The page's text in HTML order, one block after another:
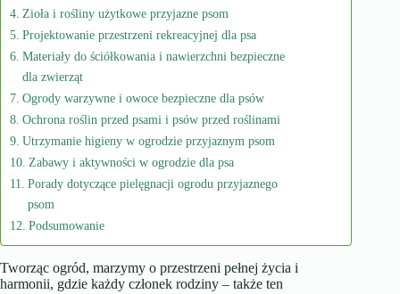
Zioła i rośliny użytkowe przyjazne psom
Projektowanie przestrzeni rekreacyjnej dla psa
Materiały do ściółkowania i nawierzchni bezpieczne
dla zwierząt
Ogrody warzywne i owoce bezpieczne dla psów
Ochrona roślin przed psami i psów przed roślinami
Utrzymanie higieny w ogrodzie przyjaznym psom
Zabawy i aktywności w ogrodzie dla psa
Porady dotyczące pielęgnacji ogrodu przyjaznego
psom
Podsumowanie
Tworząc ogród, marzymy o przestrzeni pełnej życia i
harmonii, gdzie każdy członek rodziny – także ten